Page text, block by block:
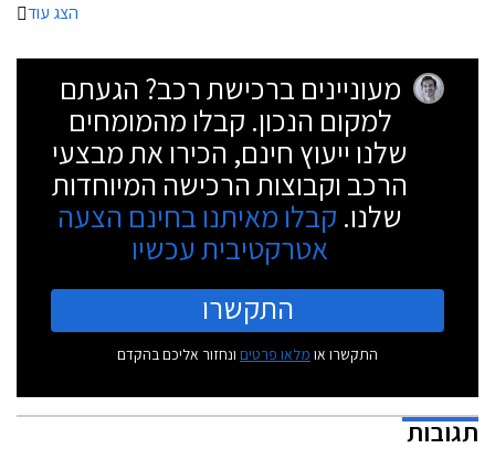
הצג עוד
מעוניינים ברכישת רכב? הגעתם
למקום הנכון. קבלו מהמומחים
שלנו ייעוץ חינם, הכירו את מבצעי
הרכב וקבוצות הרכישה המיוחדות
שלנו. קבלו מאיתנו בחינם הצעה
אטרקטיבית עכשיו
התקשרו
התקשרו או מלאו פרטים ונחזור אליכם בהקדם
תגובות